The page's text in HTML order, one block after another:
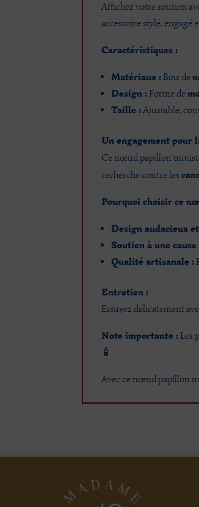
Affichez votre soutien
accessoire stylé,
Caractéristiques :
Matériaux :Bois de
Design :Forme de
Taille :Ajustable,
Un engagement pour
Ce nœud papillon
recherche contre les
Pourquoi choisir ce
Design audacieux
Soutien à une
Qualité artisanale :
Entretien :
Essuyez délicatement
Note importante :Les
🧴
Avec ce nœud papillon